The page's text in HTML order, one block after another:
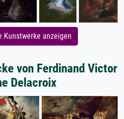
Kunstwerke anzeigen
von Ferdinand Victor
Delacroix